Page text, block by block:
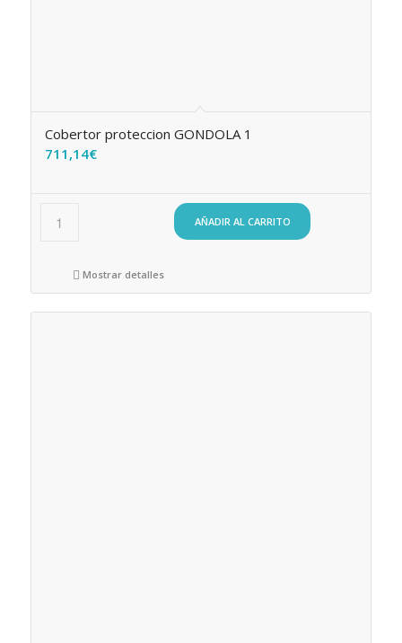
Cobertor proteccion GONDOLA 1
711,14€
AÑADIR AL CARRITO
Mostrar detalles